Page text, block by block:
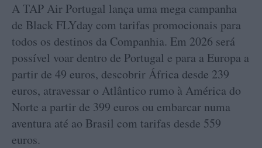
A TAP Air Portugal lança uma mega campanha
de Black FLYday com tarifas promocionais para
todos os destinos da Companhia. Em 2026 será
possível voar dentro de Portugal e para a Europa a
partir de 49 euros, descobrir África desde 239
euros, atravessar o Atlântico rumo à América do
Norte a partir de 399 euros ou embarcar numa
aventura até ao Brasil com tarifas desde 559
euros.